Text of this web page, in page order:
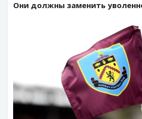
Они должны заменить